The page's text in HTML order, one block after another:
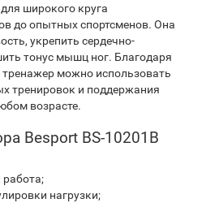
широкого круга
до опытных спортсменов. Она
укрепить сердечно-
тонус мышц ног. Благодаря
тренажер можно использовать
тренировок и поддержания
возрасте.
Besport BS-10201B
нагрузки;